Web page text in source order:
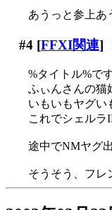
あうっと参上
#4[FFXI関連]
%タイトル%で
ふぃんさんの猫
いもいもヤグい
これでシェルラ
途中でNMヤグ
そうそう、フレ